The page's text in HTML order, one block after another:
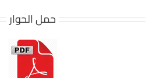
حمل الحوار